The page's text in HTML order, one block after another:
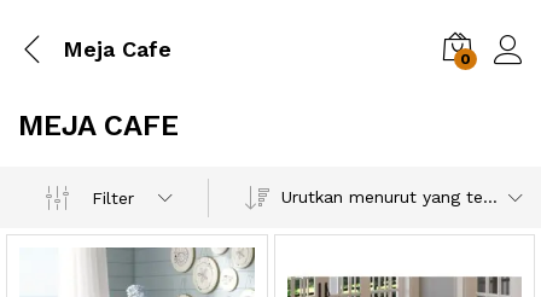
Meja Cafe 0
MEJA CAFE
Filter Urutkan menurut yang terbaru